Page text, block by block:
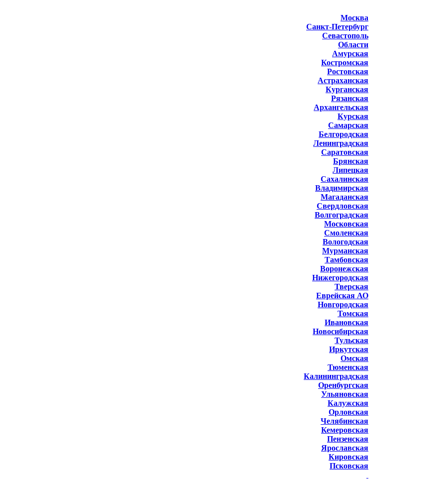
Москва
Санкт-Петербург
Севастополь
Области
Амурская
Костромская
Ростовская
Астраханская
Курганская
Рязанская
Архангельская
Курская
Самарская
Белгородская
Ленинградская
Саратовская
Брянская
Липецкая
Сахалинская
Владимирская
Магаданская
Свердловская
Волгоградская
Московская
Смоленская
Вологодская
Мурманская
Тамбовская
Воронежская
Нижегородская
Тверская
Еврейская АО
Новгородская
Томская
Ивановская
Новосибирская
Тульская
Иркутская
Омская
Тюменская
Калининградская
Оренбургская
Ульяновская
Калужская
Орловская
Челябинская
Кемеровская
Пензенская
Ярославская
Кировская
Псковская